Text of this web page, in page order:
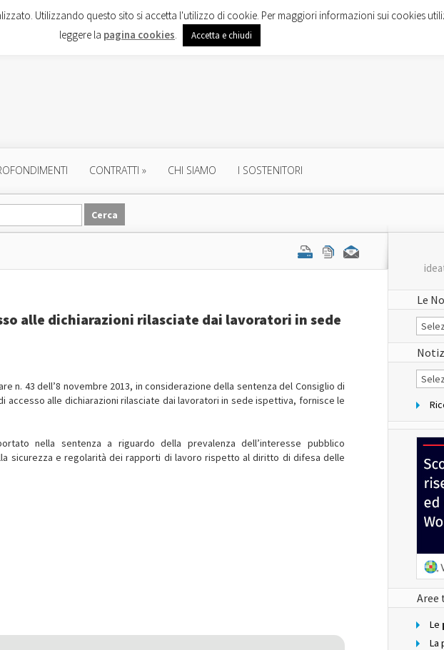
CONTRATTI » CHI SIAMO I SOSTENITORI
alle dichiarazioni rilasciate dai lavoratori in sede
n. 43 dell’8 novembre 2013, in considerazione della sentenza del Consiglio di
accesso alle dichiarazioni rilasciate dai lavoratori in sede ispettiva, fornisce le
nella sentenza a riguardo della prevalenza dell’interesse pubblico
sicurezza e regolarità dei rapporti di lavoro rispetto al diritto di difesa delle
Le
Le
Notizie
del
sito
per
Aree
Le
La
Utilizzando questo sito si accetta l'utilizzo di cookie. Per maggiori informazioni sui cookies
leggere la pagina cookies. Accetta e chiudi